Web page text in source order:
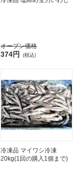
オープン価格
374円 (税込)
冷凍品 マイワシ冷凍
20kg(1回の購入1個まで)